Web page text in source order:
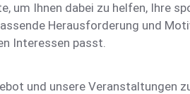
Ihnen dabei zu helfen, Ihre
Herausforderung und
Interessen passt.
und unsere Veranstaltungen